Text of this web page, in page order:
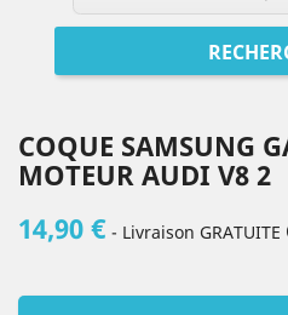
COQUE SAMSUNG
MOTEUR AUDI V8 2
14,90 € - Livraison GRATUITE